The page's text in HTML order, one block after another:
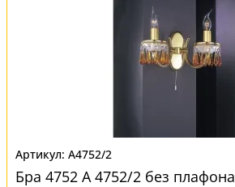
A4752/2
Бра 4752 A 4752/2 без плафона